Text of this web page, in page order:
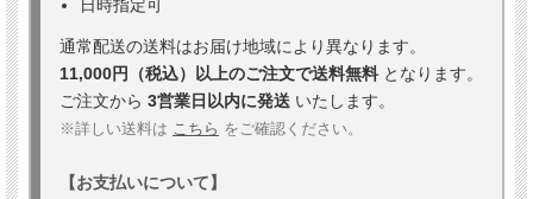
日時指定可
通常配送の送料はお届け地域により異なります。
11,000円（税込）以上のご注文で送料無料 となります。
ご注文から 3営業日以内に発送 いたします。
※詳しい送料は こちら をご確認ください。
【お支払いについて】